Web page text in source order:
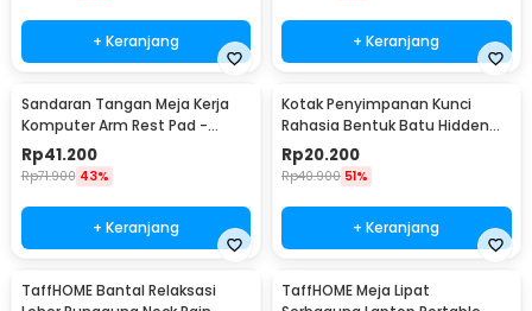
+ Keranjang + Keranjang
Sandaran Tangan Meja Kerja
Komputer Arm Rest Pad -
91526
Rp41.200
Rp71.900 43%
+ Keranjang
Kotak Penyimpanan Kunci
Rahasia Bentuk Batu Hidden
Key Box - B0521
Rp20.200
Rp40.900 51%
+ Keranjang
TaffHOME Bantal Relaksasi
TaffHOME Meja Lipat